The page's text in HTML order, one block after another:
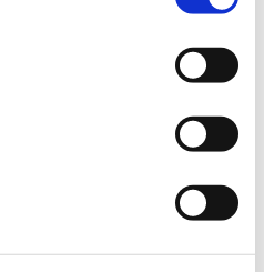
kunne lide...